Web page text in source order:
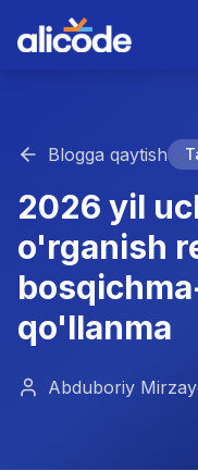
Blogga qaytish
2026 yil
o'rganish
qo'llanma
Abduboriy